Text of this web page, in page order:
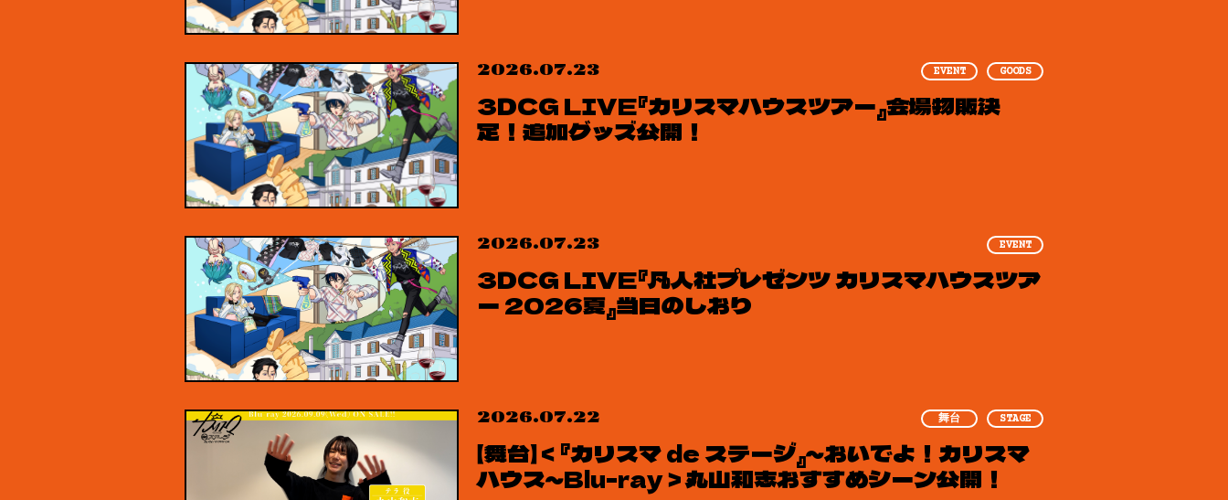
2026.07.23
3DCG LIVE『カリスマハウスツアー』会場物販決
定！追加グッズ公開！
EVENT GOODS
2026.07.23
3DCG LIVE『凡人社プレゼンツ カリスマハウスツア
ー 2026夏』当日のしおり
EVENT
2026.07.22
【舞台】＜『カリスマ de ステージ』～おいでよ！カリスマ
ハウス～Blu-ray＞丸山和志おすすめシーン公開！
舞台 STAGE